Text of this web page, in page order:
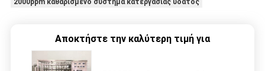
2000ppm καθαρισμένο σύστημα κατεργασίας ύδατος
Αποκτήστε την καλύτερη τιμή για